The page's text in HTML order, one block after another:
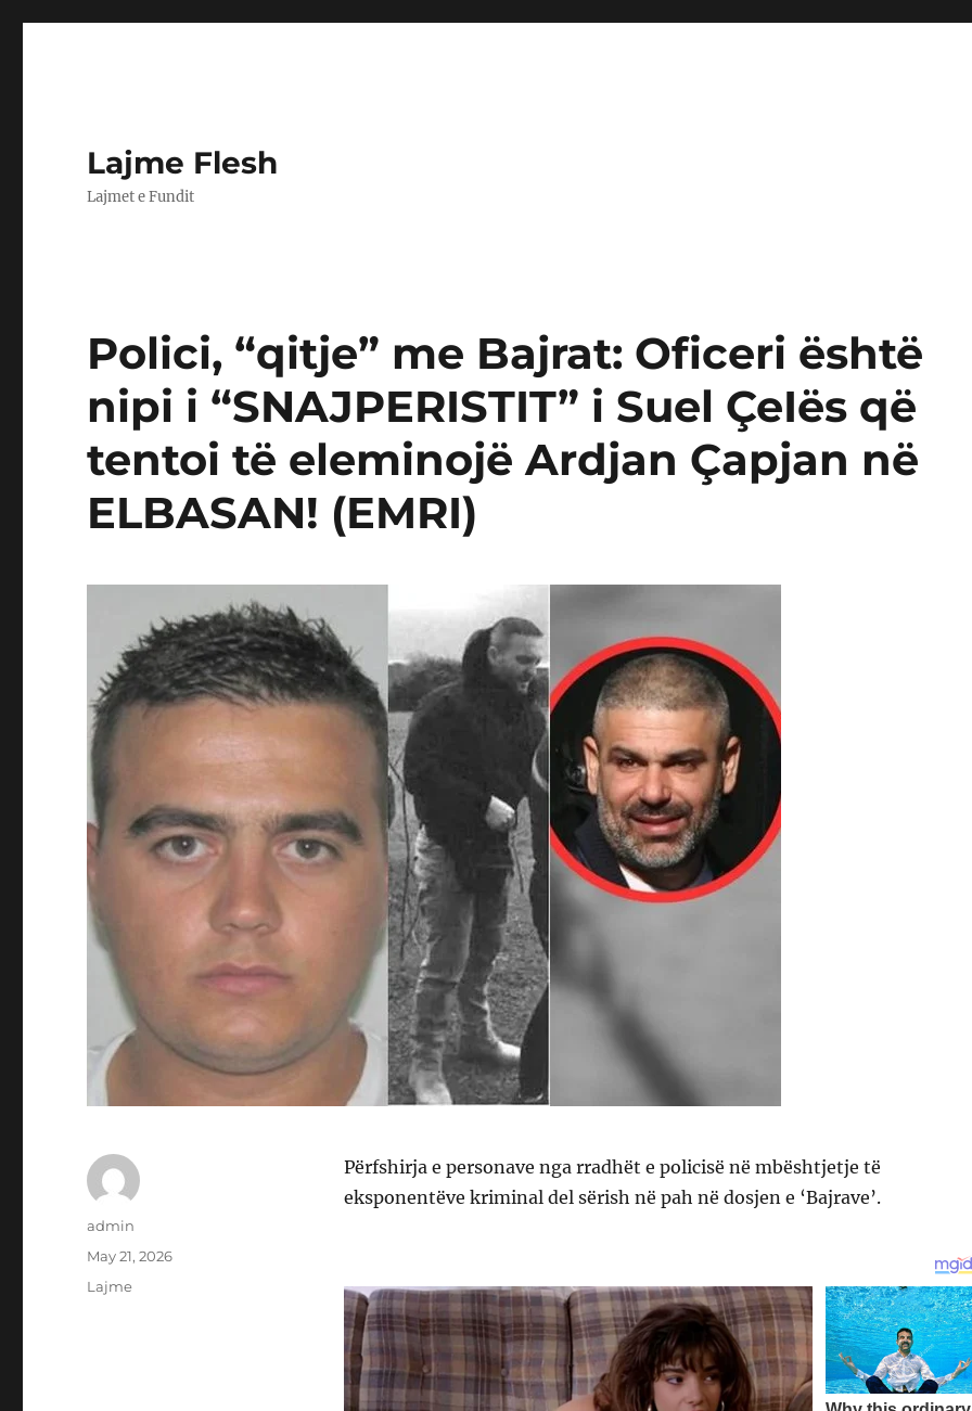
Lajme Flesh
Lajmet e Fundit
Polici, “qitje” me Bajrat: Oficeri është
nipi i “SNAJPERISTIT” i Suel ÇeIës që
tentoi të eleminojë Ardjan Çapjan në
ELBASAN! (EMRI)
Përfshirja e personave nga rradhët e policisë në mbështjetje të
eksponentëve kriminal del sërish në pah në dosjen e ‘Bajrave’.
Author
admin
Posted
May 21, 2026
Categories
Lajme